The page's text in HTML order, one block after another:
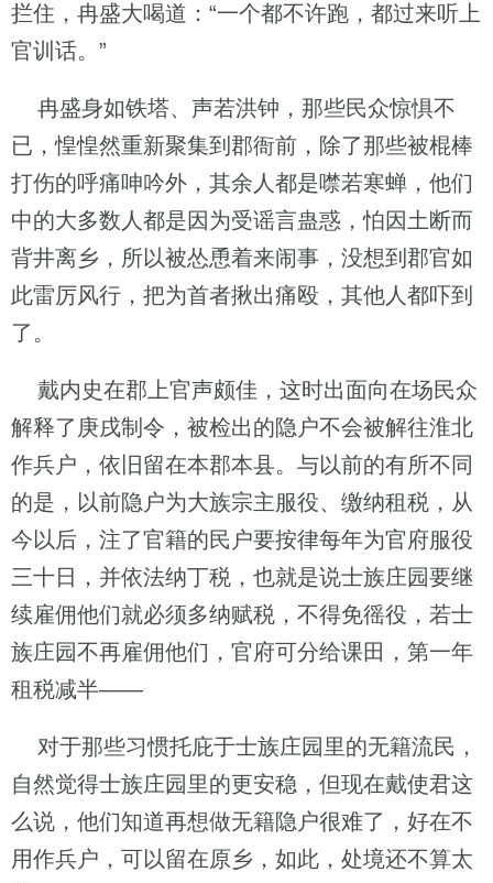
拦住，冉盛大喝道：“一个都不许跑，都过来听上
官训话。”
冉盛身如铁塔、声若洪钟，那些民众惊惧不
已，惶惶然重新聚集到郡衙前，除了那些被棍棒
打伤的呼痛呻吟外，其余人都是噤若寒蝉，他们
中的大多数人都是因为受谣言蛊惑，怕因土断而
背井离乡，所以被怂恿着来闹事，没想到郡官如
此雷厉风行，把为首者揪出痛殴，其他人都吓到
了。
戴内史在郡上官声颇佳，这时出面向在场民众
解释了庚戌制令，被检出的隐户不会被解往淮北
作兵户，依旧留在本郡本县。与以前的有所不同
的是，以前隐户为大族宗主服役、缴纳租税，从
今以后，注了官籍的民户要按律每年为官府服役
三十日，并依法纳丁税，也就是说士族庄园要继
续雇佣他们就必须多纳赋税，不得免徭役，若士
族庄园不再雇佣他们，官府可分给课田，第一年
租税减半——
对于那些习惯托庇于士族庄园里的无籍流民，
自然觉得士族庄园里的更安稳，但现在戴使君这
么说，他们知道再想做无籍隐户很难了，好在不
用作兵户，可以留在原乡，如此，处境还不算太